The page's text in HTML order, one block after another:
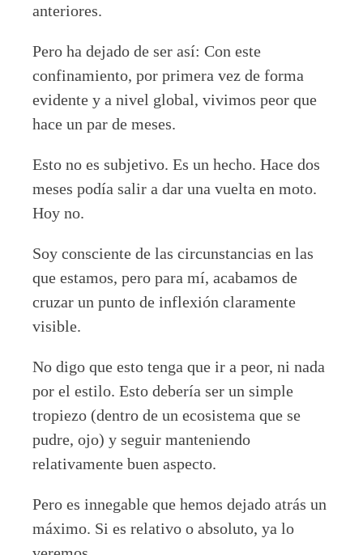
anteriores.
Pero ha dejado de ser así: Con este
confinamiento, por primera vez de forma
evidente y a nivel global, vivimos peor que
hace un par de meses.
Esto no es subjetivo. Es un hecho. Hace dos
meses podía salir a dar una vuelta en moto.
Hoy no.
Soy consciente de las circunstancias en las
que estamos, pero para mí, acabamos de
cruzar un punto de inflexión claramente
visible.
No digo que esto tenga que ir a peor, ni nada
por el estilo. Esto debería ser un simple
tropiezo (dentro de un ecosistema que se
pudre, ojo) y seguir manteniendo
relativamente buen aspecto.
Pero es innegable que hemos dejado atrás un
máximo. Si es relativo o absoluto, ya lo